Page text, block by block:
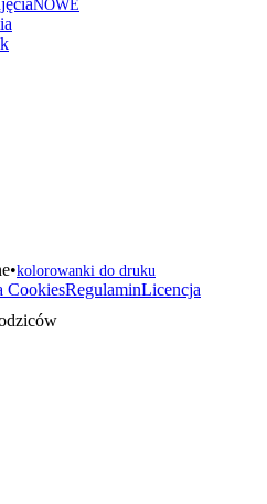
NOWE
•kolorowanki do druku
CookiesRegulaminLicencja